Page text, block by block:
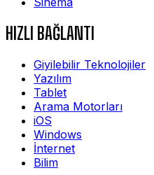
HIZLI BAĞLANTI
Giyilebilir Teknolojiler
Yazılım
Tablet
Arama Motorları
iOS
Windows
İnternet
Bilim